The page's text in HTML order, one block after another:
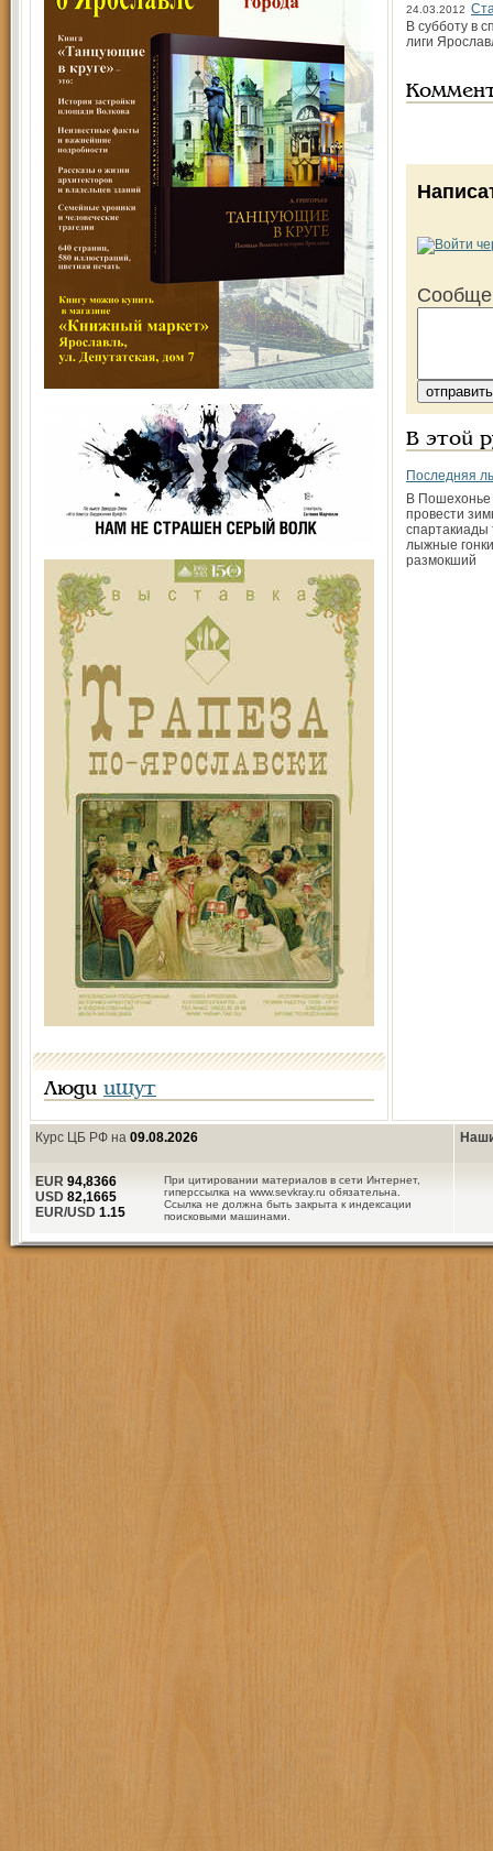
Люди ищут
24.03.2012
В субботу в
лиги
В этой
Последняя
В Пошехонье
провести
спартакиады
лыжные
размокший
Курс ЦБ РФ на 09.08.2026
При цитировании материалов в сети Интернет,
гиперссылка на www.sevkray.ru обязательна.
Ссылка не должна быть закрыта к индексации
поисковыми машинами.
EUR 94,8366
USD 82,1665
EUR/USD 1.15